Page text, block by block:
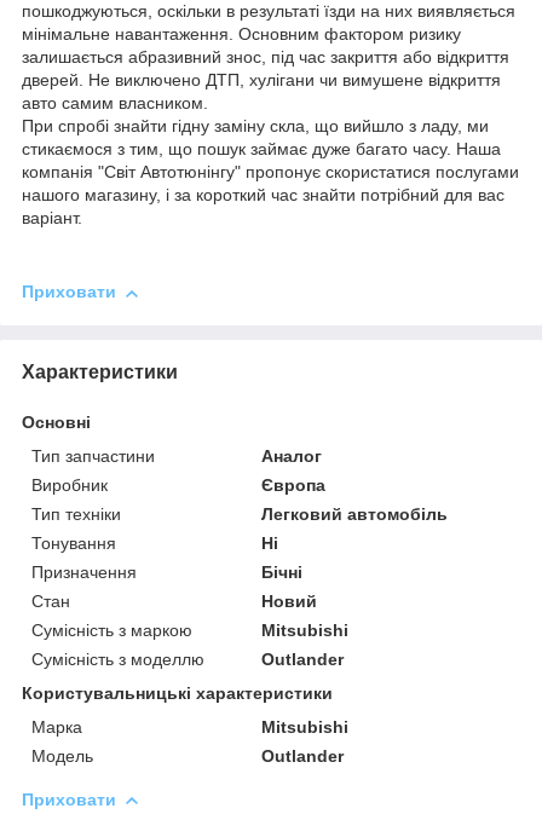
пошкоджуються, оскільки в результаті їзди на них виявляється
мінімальне навантаження. Основним фактором ризику
залишається абразивний знос, під час закриття або відкриття
дверей. Не виключено ДТП, хулігани чи вимушене відкриття
авто самим власником.
При спробі знайти гідну заміну скла, що вийшло з ладу, ми
стикаємося з тим, що пошук займає дуже багато часу. Наша
компанія "Світ Автотюнінгу" пропонує скористатися послугами
нашого магазину, і за короткий час знайти потрібний для вас
варіант.
Приховати
Характеристики
Основні
Тип запчастини
Аналог
Виробник
Європа
Тип техніки
Легковий автомобіль
Тонування
Ні
Призначення
Бічні
Стан
Новий
Сумісність з маркою
Mitsubishi
Сумісність з моделлю
Outlander
Користувальницькі характеристики
Марка
Mitsubishi
Модель
Outlander
Приховати